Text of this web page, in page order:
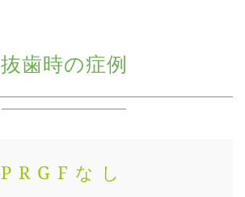
抜歯時の症例
PRGFなし